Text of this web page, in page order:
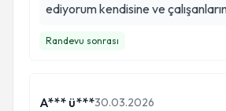
ediyorum kendisine ve
Randevu sonrası
A*** ü***30.03.2026